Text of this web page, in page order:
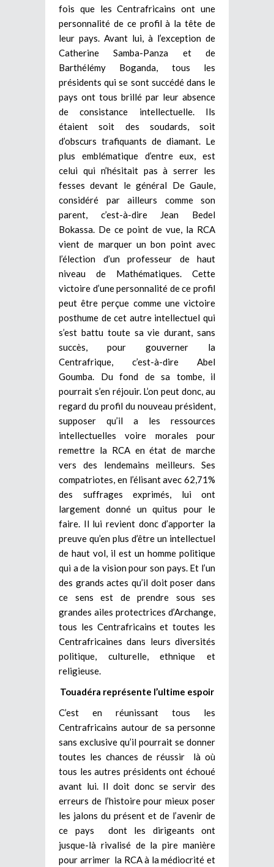
fois que les Centrafricains ont une
personnalité de ce profil à la tête de
leur pays. Avant lui, à l’exception de
Catherine Samba-Panza et de
Barthélémy Boganda, tous les
présidents qui se sont succédé dans le
pays ont tous brillé par leur absence
de consistance intellectuelle. Ils
étaient soit des soudards, soit
d’obscurs trafiquants de diamant. Le
plus emblématique d’entre eux, est
celui qui n’hésitait pas à serrer les
fesses devant le général De Gaule,
considéré par ailleurs comme son
parent, c’est-à-dire Jean Bedel
Bokassa. De ce point de vue, la RCA
vient de marquer un bon point avec
l’élection d’un professeur de haut
niveau de Mathématiques. Cette
victoire d’une personnalité de ce profil
peut être perçue comme une victoire
posthume de cet autre intellectuel qui
s’est battu toute sa vie durant, sans
succès, pour gouverner la
Centrafrique, c’est-à-dire Abel
Goumba. Du fond de sa tombe, il
pourrait s’en réjouir. L’on peut donc, au
regard du profil du nouveau président,
supposer qu’il a les ressources
intellectuelles voire morales pour
remettre la RCA en état de marche
vers des lendemains meilleurs. Ses
compatriotes, en l’élisant avec 62,71%
des suffrages exprimés, lui ont
largement donné un quitus pour le
faire. Il lui revient donc d’apporter la
preuve qu’en plus d’être un intellectuel
de haut vol, il est un homme politique
qui a de la vision pour son pays. Et l’un
des grands actes qu’il doit poser dans
ce sens est de prendre sous ses
grandes ailes protectrices d’Archange,
tous les Centrafricains et toutes les
Centrafricaines dans leurs diversités
politique, culturelle, ethnique et
religieuse.
Touadéra représente l’ultime espoir
C’est en réunissant tous les
Centrafricains autour de sa personne
sans exclusive qu’il pourrait se donner
toutes les chances de réussir là où
tous les autres présidents ont échoué
avant lui. Il doit donc se servir des
erreurs de l’histoire pour mieux poser
les jalons du présent et de l’avenir de
ce pays dont les dirigeants ont
jusque-là rivalisé de la pire manière
pour arrimer la RCA à la médiocrité et